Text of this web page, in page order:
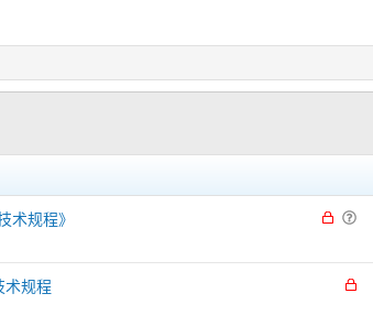
锁 问
术规程》
锁
术规程